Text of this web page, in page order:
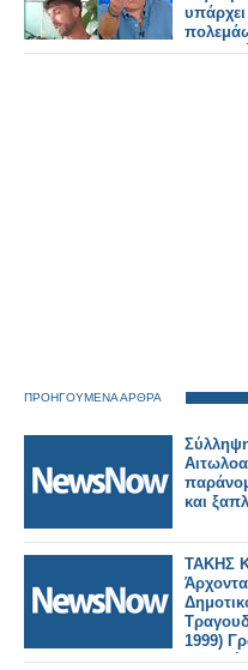
ΠΡΟΗΓΟΥΜΕΝΑ ΑΡΘΡΑ
και
ΤΑΚΗΣ
1999)
Ν.